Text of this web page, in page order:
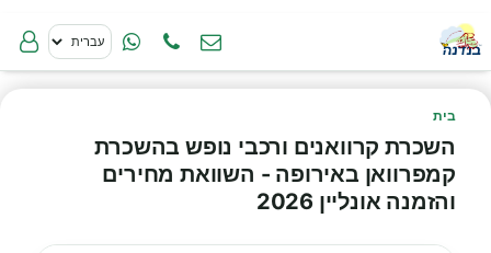
בית
השכרת קרוואנים ורכבי נופש בהשכרת
קמפרוואן באירופה - השוואת מחירים
והזמנה אונליין 2026